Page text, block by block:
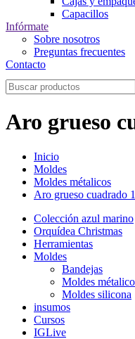
Capacillos
Infórmate
Sobre nosotros
Preguntas frecuentes
Contacto
Aro grueso
Inicio
Moldes
Moldes métalicos
Aro grueso cuadrado
Colección azul marino
Orquídea Christmas
Herramientas
Moldes
Bandejas
Moldes
Moldes silicona
insumos
Cursos
IGLive